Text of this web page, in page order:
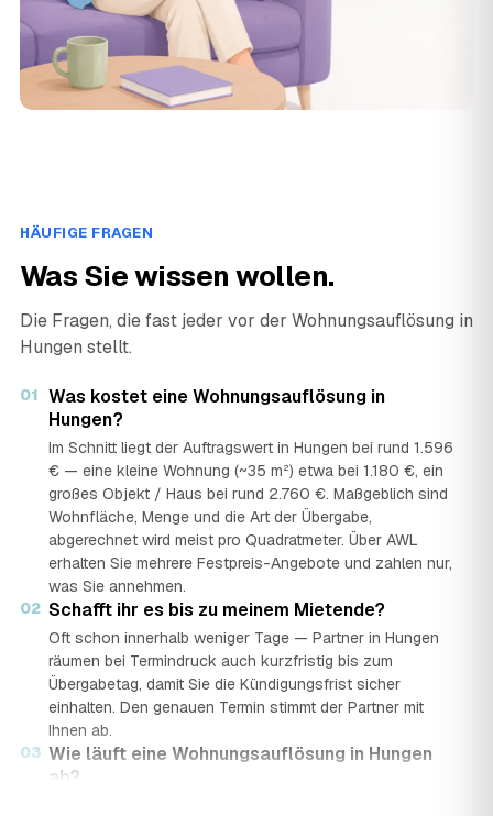
HÄUFIGE FRAGEN
Was Sie wissen wollen.
Die Fragen, die fast jeder vor der Wohnungsauflösung in
Hungen stellt.
01 Was kostet eine Wohnungsauflösung in
Hungen?
Im Schnitt liegt der Auftragswert in Hungen bei rund 1.596
€ — eine kleine Wohnung (~35 m²) etwa bei 1.180 €, ein
großes Objekt / Haus bei rund 2.760 €. Maßgeblich sind
Wohnfläche, Menge und die Art der Übergabe,
abgerechnet wird meist pro Quadratmeter. Über AWL
erhalten Sie mehrere Festpreis-Angebote und zahlen nur,
was Sie annehmen.
02 Schafft ihr es bis zu meinem Mietende?
Oft schon innerhalb weniger Tage — Partner in Hungen
räumen bei Termindruck auch kurzfristig bis zum
Übergabetag, damit Sie die Kündigungsfrist sicher
einhalten. Den genauen Termin stimmt der Partner mit
Ihnen ab.
03 Wie läuft eine Wohnungsauflösung in Hungen
ab?